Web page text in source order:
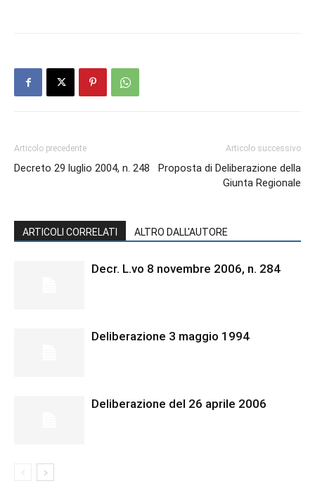
Articolo precedente
Decreto 29 luglio 2004, n. 248
Articolo successivo
Proposta di Deliberazione della
Giunta Regionale
ARTICOLI CORRELATI ALTRO DALL'AUTORE
Decr. L.vo 8 novembre 2006, n. 284
Deliberazione 3 maggio 1994
Deliberazione del 26 aprile 2006